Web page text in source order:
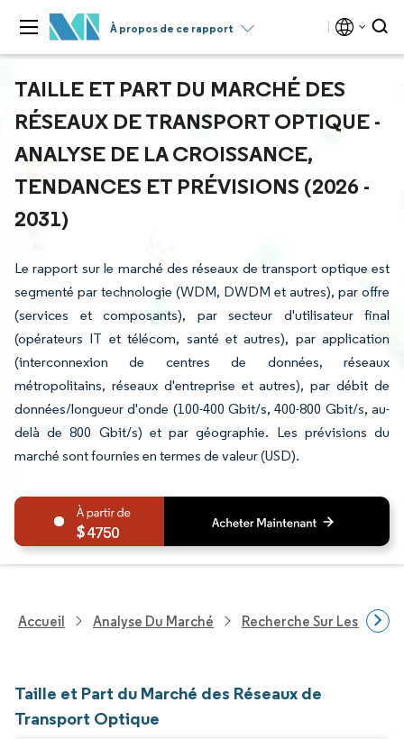
À propos de ce rapport
TAILLE ET PART DU MARCHÉ DES
RÉSEAUX DE TRANSPORT OPTIQUE -
ANALYSE DE LA CROISSANCE,
TENDANCES ET PRÉVISIONS (2026 -
2031)
Le rapport sur le marché des réseaux de transport optique est
segmenté par technologie (WDM, DWDM et autres), par offre
(services et composants), par secteur d'utilisateur final
(opérateurs IT et télécom, santé et autres), par application
(interconnexion de centres de données, réseaux
métropolitains, réseaux d'entreprise et autres), par débit de
données/longueur d'onde (100-400 Gbit/s, 400-800 Gbit/s, au-
delà de 800 Gbit/s) et par géographie. Les prévisions du
marché sont fournies en termes de valeur (USD).
4750
Accueil Analyse Du Marché Recherche Sur Les
Taille et Part du Marché des Réseaux de
Transport Optique